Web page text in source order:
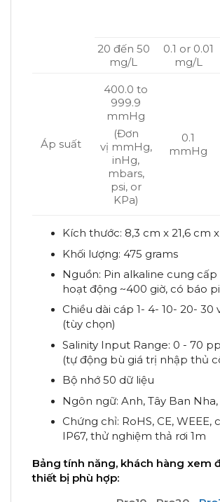
20 đến 50
mg/L
0.1 or 0.01
mg/L
Áp suất
400.0 to
999.9
mmHg
(Đơn
vị mmHg,
inHg,
mbars,
psi, or
KPa)
0.1
mmHg
Kích thước: 8,3 cm x 21,6 cm
Khối lượng: 475 grams
Nguồn: Pin alkaline cung
hoạt động ~400 giờ, có báo
Chiều dài cáp 1- 4- 10- 20- 30
(tùy chọn)
Salinity Input Range: 0 - 70
(tự động bù giá trị nhập thủ
Bộ nhớ 50 dữ liệu
Ngôn ngữ: Anh, Tây Ban
Chứng chỉ: RoHS, CE, WEEE,
IP67, thử nghiệm thả rơi 1m
Bảng tính năng, khách hàng xem
thiết bị phù hợp: